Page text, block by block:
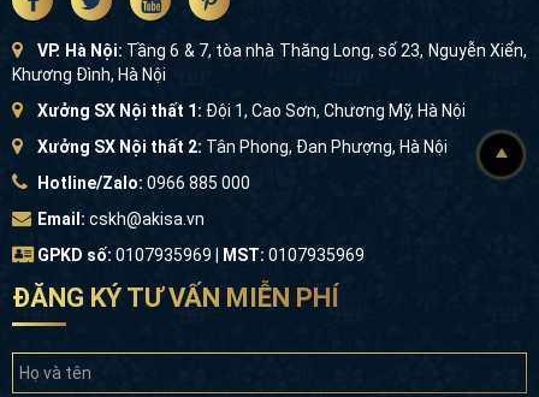
VP. Hà Nội: Tầng 6 & 7, tòa nhà Thăng Long, số 23, Nguyễn Xiển,
Khương Đình, Hà Nội
Xưởng SX Nội thất 1: Đội 1, Cao Sơn, Chương Mỹ, Hà Nội
Xưởng SX Nội thất 2: Tân Phong, Đan Phượng, Hà Nội
Hotline/Zalo: 0966 885 000
Email: cskh@akisa.vn
GPKD số: 0107935969 | MST: 0107935969
ĐĂNG KÝ TƯ VẤN MIỄN PHÍ